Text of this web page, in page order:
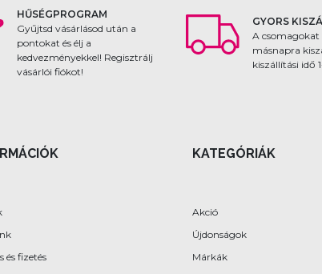
HŰSÉGPROGRAM
Gyűjtsd vásárlásod után a
pontokat és élj a
kedvezményekkel! Regisztrálj
vásárlói fiókot!
GYORS
A
másnapra
kiszállítási idő
és fizetés
KATEGÓRIÁK
Akció
Újdonságok
Márkák